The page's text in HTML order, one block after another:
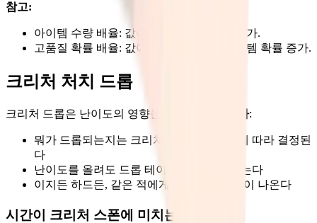
참고:
아이템 수량 배율: 값이 높을수록 드롭량 증가.
고품질 확률 배율: 값이 높을수록 좋은 아이템 확률 증가.
크리처 처치 드롭
크리처 드롭은 난이도의 영향을 전혀 받지 않는다:
뭐가 드롭되는지는 크리처의 프리셋 설정에 따라 결정된
다
난이도를 올려도 드롭 테이블은 변하지 않는다
이지든 하드든, 같은 적에게서 같은 아이템이 나온다
시간이 크리처 스폰에 미치는 영향